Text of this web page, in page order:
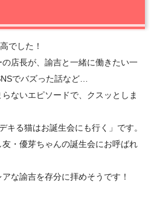
でした！
店長が、諭吉と一緒に働きたい一
でバズった話など…
ないエピソードで、クスッとしま
キる猫はお誕生会にも行く」です。
・優芽ちゃんの誕生会にお呼ばれ
な諭吉を存分に拝めそうです！